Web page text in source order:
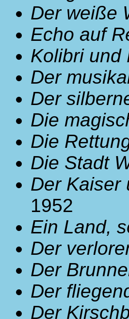
Der weiße
Echo auf
Kolibri und
Der
Der
Die
Die
Die Stadt
Der Kaiser
1952
Ein Land,
Der
Der
Der
Der